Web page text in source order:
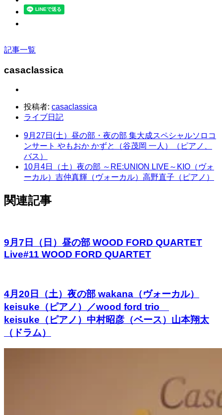
記事一覧
casaclassica
投稿者: casaclassica
ライブ日記
9月27日(土）昼の部・夜の部 集大成スペシャルソロコ
ンサート やもおか かずと（谷茂岡 一人）（ピアノ、
バス）
10月4日（土）夜の部 ～RE:UNION LIVE～KIO（ヴォ
ーカル）吉仲真輝（ヴォーカル）高野直子（ピアノ）
関連記事
9月7日（日）昼の部 WOOD FORD QUARTET
Live#11 WOOD FORD QUARTET
4月20日（土）夜の部 wakana（ヴォーカル）
keisuke（ピアノ）／wood ford trio
keisuke（ピアノ）中村昭彦（ベース）山本翔太
（ドラム）